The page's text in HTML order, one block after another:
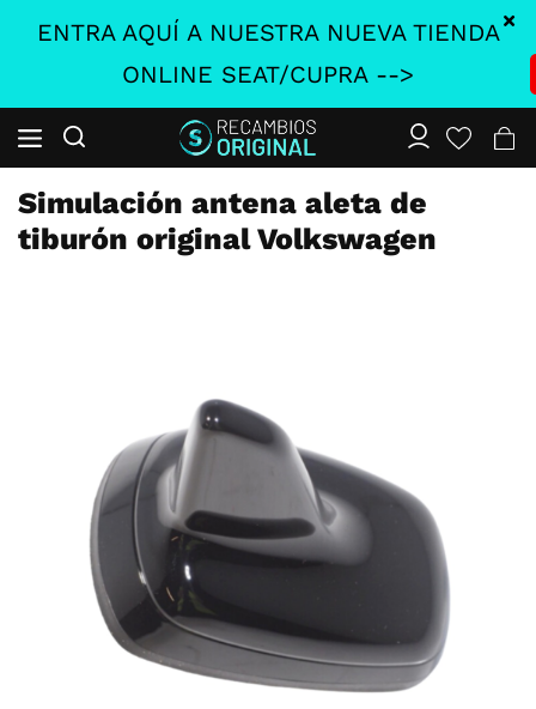
ENTRA AQUÍ A NUESTRA NUEVA TIENDA
ONLINE SEAT/CUPRA -->
Simulación antena aleta de
tiburón original Volkswagen